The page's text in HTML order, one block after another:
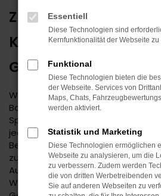
ZUVERLÄSSIG FÜR
KIA CEED
GEBRAUCHTWAGEN
Wenn Sie einen zuverlässigen
Balingen suchen, empfehlen wir
Sportswagon Gebrauchtwagen.
jeder bisherigen Generation seine
Beweis gestellt und befindet
zu einem Klassiker.
Ausstattungslevel sowie die
Wenn Sie Ihren Kia Ceed
Essentiell
Diese Technologien sind
Kernfunktionalität der Webseite
Funktional
Diese Technologien bieten die
der Webseite. Services von
Maps, Chats,
werden aktiviert.
Statistik und Marketing
Diese Technologien ermöglichen
Webseite zu analysieren, um die
zu verbessern. Zudem werden
die von dritten Werbetreibenden
Sie auf anderen Webseiten zu